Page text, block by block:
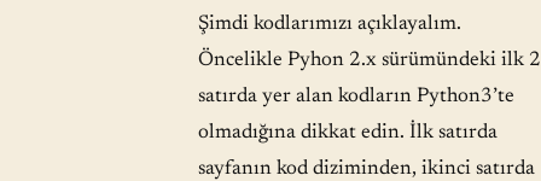
Şimdi kodlarımızı açıklayalım.
Öncelikle Pyhon 2.x sürümündeki ilk 2
satırda yer alan kodların Python3’te
olmadığına dikkat edin. İlk satırda
sayfanın kod diziminden, ikinci satırda